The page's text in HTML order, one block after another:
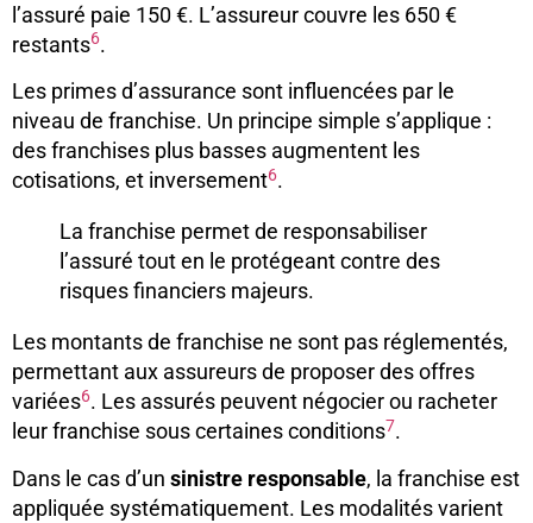
l’assuré paie 150 €. L’assureur couvre les 650 €
restants6.
Les primes d’assurance sont influencées par le
niveau de franchise. Un principe simple s’applique :
des franchises plus basses augmentent les
cotisations, et inversement6.
La franchise permet de responsabiliser
l’assuré tout en le protégeant contre des
risques financiers majeurs.
Les montants de franchise ne sont pas réglementés,
permettant aux assureurs de proposer des offres
variées6. Les assurés peuvent négocier ou racheter
leur franchise sous certaines conditions7.
Dans le cas d’un sinistre responsable, la franchise est
appliquée systématiquement. Les modalités varient